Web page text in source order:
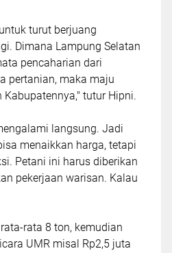
turut berjuang
Dimana Lampung Selatan
pencaharian dari
pertanian, maka maju
tutur Hipni.
langsung. Jadi
menaikkan harga, tetapi
Petani ini harus diberikan
pekerjaan warisan. Kalau
rata 8 ton, kemudian
UMR misal Rp2,5 juta